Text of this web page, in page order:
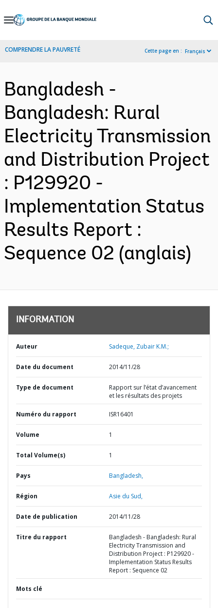
Skip
Navigation
COMPRENDRE LA PAUVRETÉ Cette page en : Français
Bangladesh -
Bangladesh: Rural
Electricity Transmission
and Distribution Project
: P129920 -
Implementation Status
Results Report :
Sequence 02 (anglais)
INFORMATION
Auteur Sadeque, Zubair K.M.;
Date du document 2014/11/28
Type de document
Rapport sur l’état d’avancement
et les résultats des projets
Numéro du rapport ISR16401
Volume 1
Total Volume(s) 1
Pays Bangladesh,
Région Asie du Sud,
Date de publication 2014/11/28
Titre du rapport
Bangladesh - Bangladesh: Rural
Electricity Transmission and
Distribution Project : P129920 -
Implementation Status Results
Report : Sequence 02
Mots clé